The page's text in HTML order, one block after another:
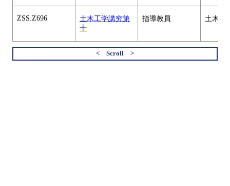
ZSS.Z696
土木工学講究第
十
指導教員 土木工